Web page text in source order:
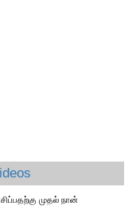
முதல் நான்